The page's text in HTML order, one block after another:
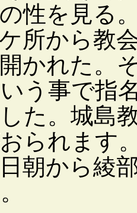
性を見る
所から教
かれた。
う事で指
た。城島
られます
朝から綾